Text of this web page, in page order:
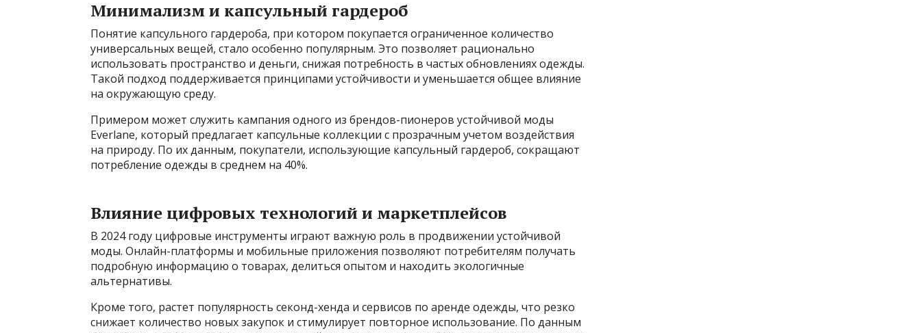
Минимализм и капсульный гардероб
Понятие капсульного гардероба, при котором покупается ограниченное количество
универсальных вещей, стало особенно популярным. Это позволяет рационально
использовать пространство и деньги, снижая потребность в частых обновлениях одежды.
Такой подход поддерживается принципами устойчивости и уменьшается общее влияние
на окружающую среду.
Примером может служить кампания одного из брендов-пионеров устойчивой моды
Everlane, который предлагает капсульные коллекции с прозрачным учетом воздействия
на природу. По их данным, покупатели, использующие капсульный гардероб, сокращают
потребление одежды в среднем на 40%.
Влияние цифровых технологий и маркетплейсов
В 2024 году цифровые инструменты играют важную роль в продвижении устойчивой
моды. Онлайн-платформы и мобильные приложения позволяют потребителям получать
подробную информацию о товарах, делиться опытом и находить экологичные
альтернативы.
Кроме того, растет популярность секонд-хенда и сервисов по аренде одежды, что резко
снижает количество новых закупок и стимулирует повторное использование. По данным